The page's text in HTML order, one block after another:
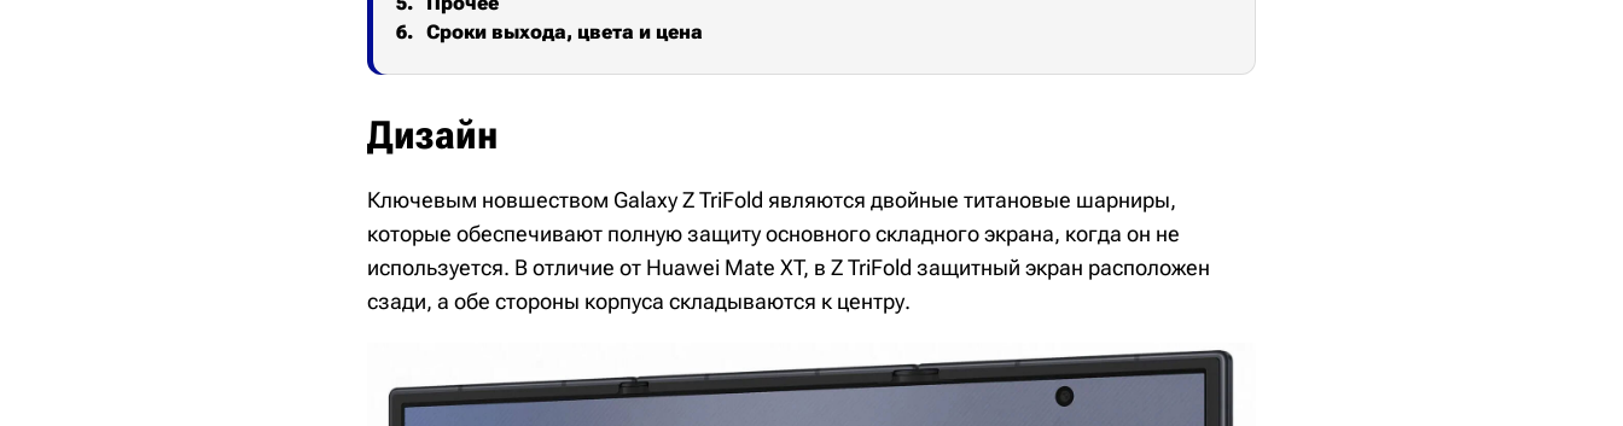
Сроки выхода, цвета и цена
Дизайн
Ключевым новшеством Galaxy Z TriFold являются двойные титановые шарниры,
которые обеспечивают полную защиту основного складного экрана, когда он не
используется. В отличие от Huawei Mate XT, в Z TriFold защитный экран расположен
сзади, а обе стороны корпуса складываются к центру.